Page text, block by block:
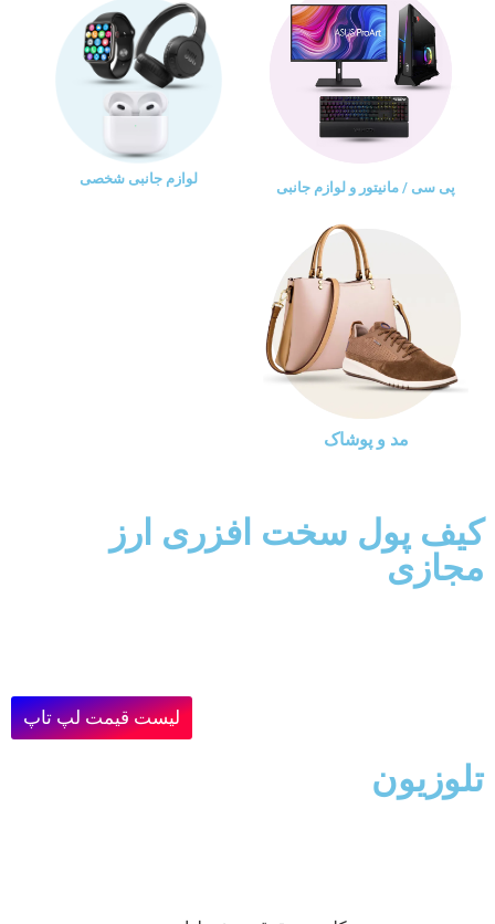
پی سی / مانیتور و لوازم جانبی
لوازم جانبی شخصی
مد و پوشاک
کیف پول سخت افزری ارز
مجازی
لیست قیمت لپ تاپ
تلوزیون